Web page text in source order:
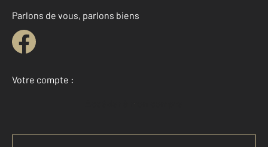
Parlons de vous, parlons biens
Votre compte :
Accéder à mon compte